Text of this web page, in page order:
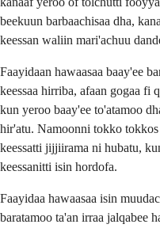
beekuun barbaachisaa dha,
keessan waliin mari'achuu
Faayidaan hawaasaa baay'ee
keessaa hirriba, afaan gogaa fi
kun yeroo baay'ee to'atamoo
hir'atu. Namoonni tokko
keessatti jijjiirama ni hubatu,
keessanitti isin hordofa.
Faayidaa hawaasaa isin
baratamoo ta'an irraa jalqabee